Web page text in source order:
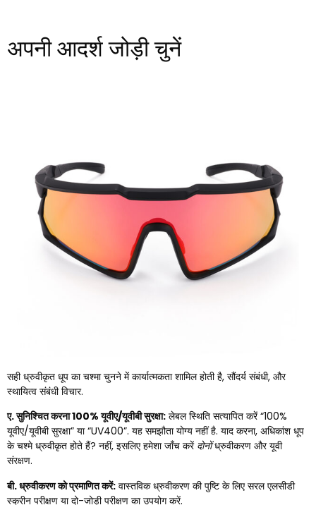
अपनी आदर्श जोड़ी चुनें
सही ध्रुवीकृत धूप का चश्मा चुनने में कार्यात्मकता शामिल होती है, सौंदर्य संबंधी, और
स्थायित्व संबंधी विचार.
ए. सुनिश्चित करना 100% यूवीए/यूवीबी सुरक्षा: लेबल स्थिति सत्यापित करें “100%
यूवीए/यूवीबी सुरक्षा” या “UV400”. यह समझौता योग्य नहीं है. याद करना, अधिकांश धूप
के चश्मे ध्रुवीकृत होते हैं? नहीं, इसलिए हमेशा जाँच करें दोनोंध्रुवीकरण और यूवी
संरक्षण.
बी. ध्रुवीकरण को प्रमाणित करें: वास्तविक ध्रुवीकरण की पुष्टि के लिए सरल एलसीडी
स्क्रीन परीक्षण या दो-जोड़ी परीक्षण का उपयोग करें.